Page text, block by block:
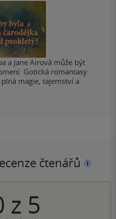
a Jane Airová může být
Gotická romantasy
magie, tajemství a
čtenářů
z 5